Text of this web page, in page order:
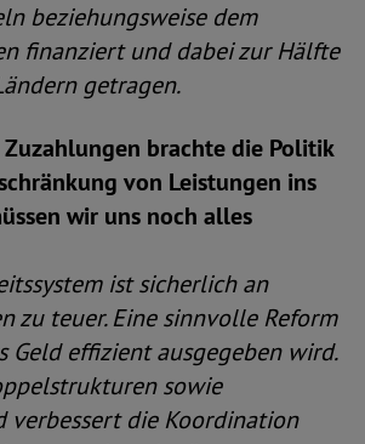
beziehungsweise dem
finanziert und dabei zur Hälfte
getragen.
brachte die Politik
von Leistungen ins
wir uns noch alles
ist sicherlich an
zu teuer. Eine sinnvolle Reform
Geld effizient ausgegeben wird.
sowie
verbessert die Koordination